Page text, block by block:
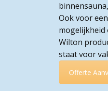
binnensauna,
Ook voor
mogelijkheid
Wilton
staat voor
Offerte